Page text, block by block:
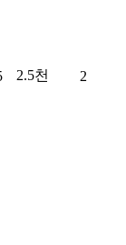
2.5천 2